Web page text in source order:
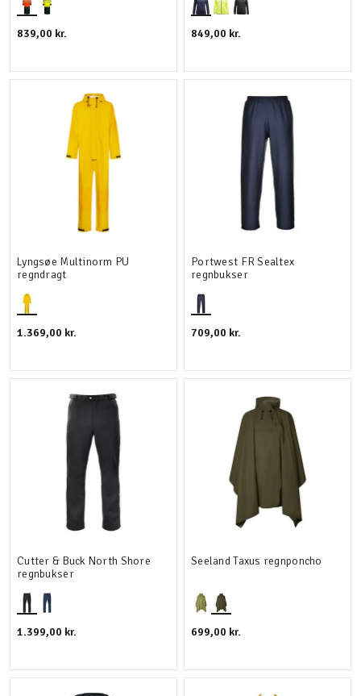
839,00 kr. 849,00 kr.
Lyngsøe Multinorm PU
regndragt
1.369,00 kr.
Portwest FR Sealtex
regnbukser
709,00 kr.
Cutter & Buck North Shore
regnbukser
1.399,00 kr.
Seeland Taxus regnponcho
699,00 kr.